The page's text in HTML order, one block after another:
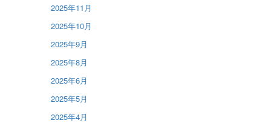
2025年11月
2025年10月
2025年9月
2025年8月
2025年6月
2025年5月
2025年4月